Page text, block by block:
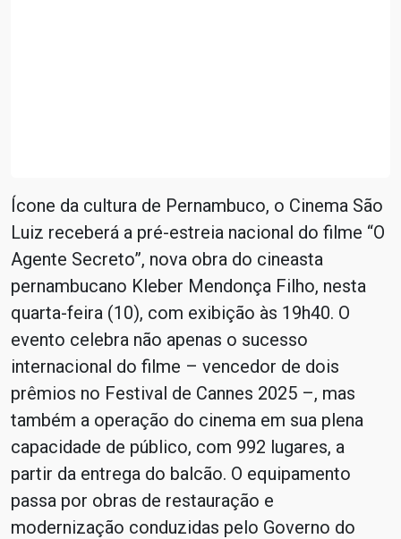
Ícone da cultura de Pernambuco, o Cinema São
Luiz receberá a pré-estreia nacional do filme “O
Agente Secreto”, nova obra do cineasta
pernambucano Kleber Mendonça Filho, nesta
quarta-feira (10), com exibição às 19h40. O
evento celebra não apenas o sucesso
internacional do filme – vencedor de dois
prêmios no Festival de Cannes 2025 –, mas
também a operação do cinema em sua plena
capacidade de público, com 992 lugares, a
partir da entrega do balcão. O equipamento
passa por obras de restauração e
modernização conduzidas pelo Governo do